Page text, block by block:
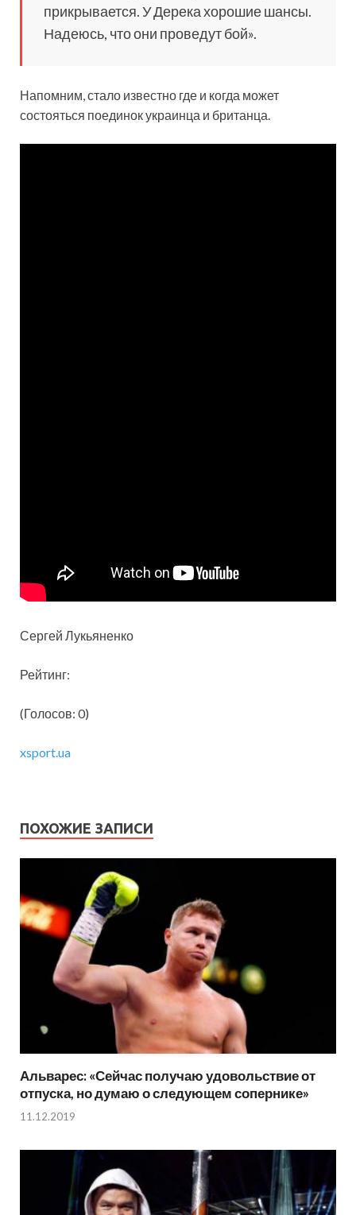
прикрывается. У Дерека хорошие шансы.
Надеюсь, что они проведут бой».
Напомним, стало известно где и когда может
состояться поединок украинца и британца.
Сергей Лукьяненко
Рейтинг:
(Голосов: 0)
xsport.ua
ПОХОЖИЕ ЗАПИСИ
Альварес: «Сейчас получаю удовольствие от
отпуска, но думаю о следующем сопернике»
11.12.2019